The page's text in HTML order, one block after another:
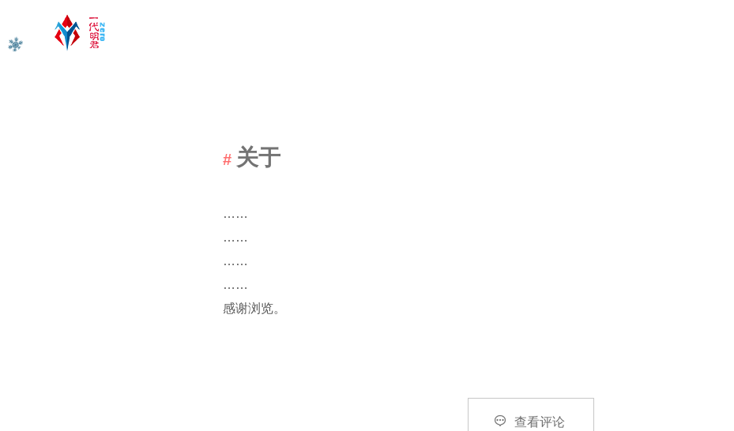
关于
……
……
……
……
感谢浏览。
 查看评论